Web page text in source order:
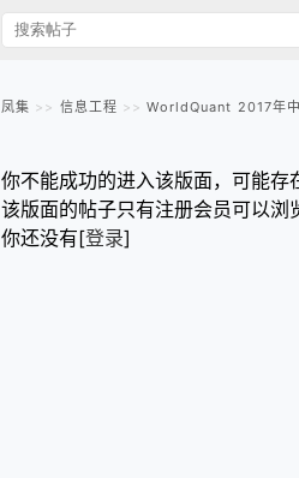
凤集 信息工程 WorldQuant 2017年
你不能成功的进入该版面，可能存
该版面的帖子只有注册会员可以浏
你还没有[登录]